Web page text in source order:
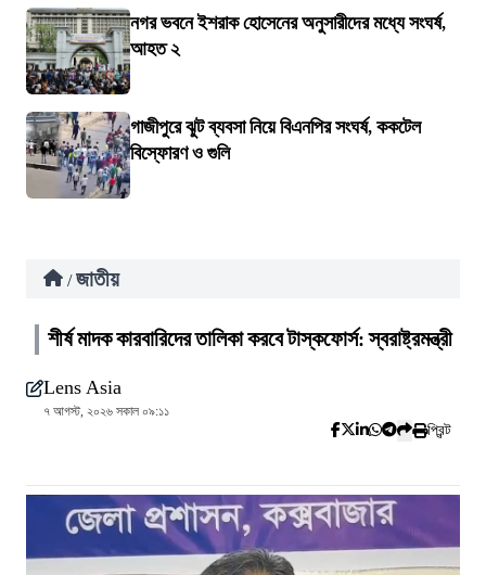
নগর ভবনে ইশরাক হোসেনের অনুসারীদের মধ্যে সংঘর্ষ,
আহত ২
গাজীপুরে ঝুট ব্যবসা নিয়ে বিএনপির সংঘর্ষ, ককটেল
বিস্ফোরণ ও গুলি
/ জাতীয়
শীর্ষ মাদক কারবারিদের তালিকা করবে টাস্কফোর্স: স্বরাষ্ট্রমন্ত্রী
Lens Asia
৭ আগস্ট, ২০২৬ সকাল ০৯:১১
প্রিন্ট